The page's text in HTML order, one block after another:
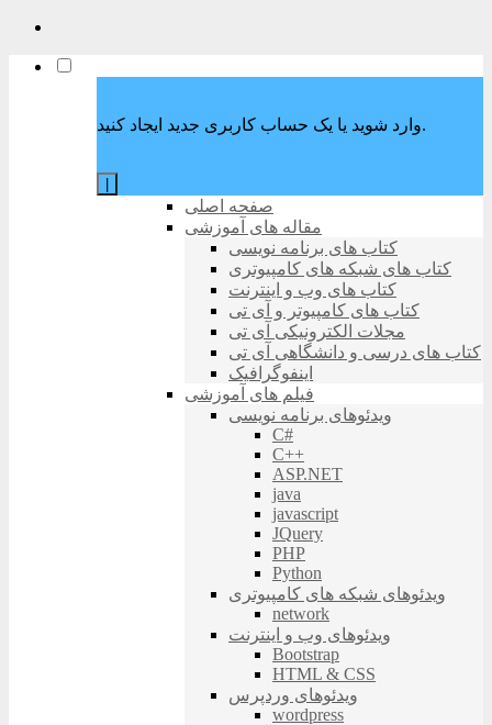
وارد شوید یا یک حساب کاربری جدید ایجاد کنید.
صفحه اصلی
مقاله های آموزشی
کتاب های برنامه نویسی
کتاب های شبکه های کامپیوتری
کتاب های وب و اینترنت
کتاب های کامپیوتر و آی تی
مجلات الکترونیکی آی تی
کتاب های درسی و دانشگاهی آی تی
اینفوگرافیک
فیلم های آموزشی
ویدئوهای برنامه نویسی
C#
C++
ASP.NET
java
javascript
JQuery
PHP
Python
ویدئوهای شبکه های کامپیوتری
network
ویدئوهای وب و اینترنت
Bootstrap
HTML & CSS
ویدئوهای وردپرس
wordpress